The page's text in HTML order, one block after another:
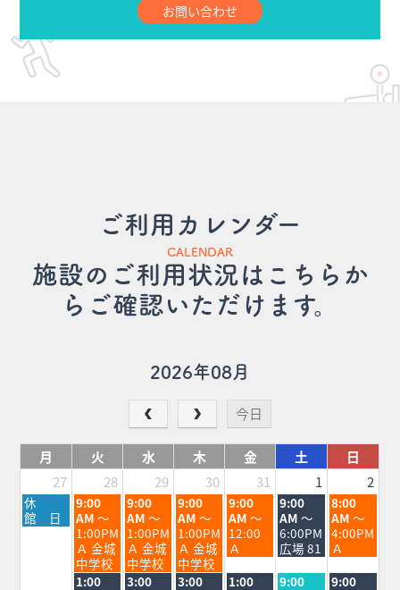
お問い合わせ
ご利用カレンダー
CALENDAR
施設のご利用状況はこちらか
らご確認いただけます。
2026年08月
今日
月 火 水 木 金 土
日
27
28 29 30 31 1 2
月
曜
日,
休
館 日
火
曜
日,
7
月
28th
9:00
AM ～
1:00PM
Ａ 金城
中学校
水
曜
日,
7
月
29th
9:00
AM ～
1:00PM
Ａ 金城
中学校
木
曜
日,
7
月
30th
9:00
AM ～
1:00PM
Ａ 金城
中学校
金
曜
日,
7
月
31st
9:00
AM ～
12:00
Ａ
土
曜
日,
8
月
1st
9:00
AM ～
6:00PM
広場 81
日
曜
日,
8
月
2nd
8:00
AM ～
4:00PM
Ａ
火
1:00
水
3:00
木
3:00
金
1:00
土
9:00
日
9:00